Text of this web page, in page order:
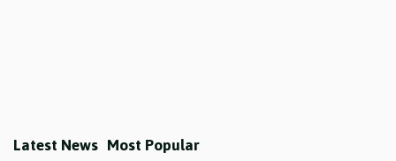
Latest News Most Popular